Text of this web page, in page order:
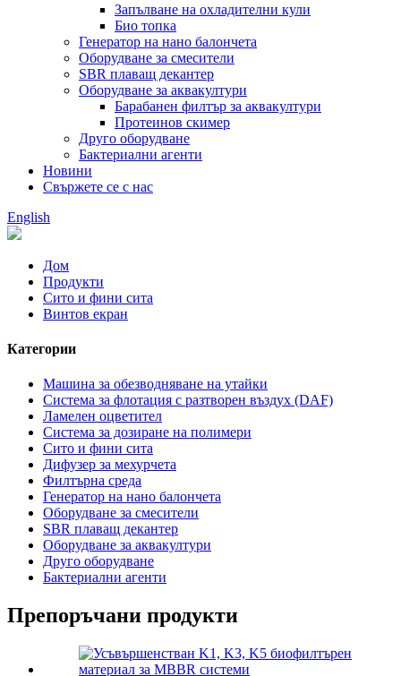
Запълване на охладителни кули
Био топка
Генератор на нано балончета
Оборудване за смесители
SBR плаващ декантер
Оборудване за аквакултури
Барабанен филтър за аквакултури
Протеинов скимер
Друго оборудване
Бактериални агенти
Новини
Свържете се с нас
English
Дом
Продукти
Сито и фини сита
Винтов екран
Категории
Машина за обезводняване на утайки
Система за флотация с разтворен въздух (DAF)
Ламелен оцветител
Система за дозиране на полимери
Сито и фини сита
Дифузер за мехурчета
Филтърна среда
Генератор на нано балончета
Оборудване за смесители
SBR плаващ декантер
Оборудване за аквакултури
Друго оборудване
Бактериални агенти
Препоръчани продукти